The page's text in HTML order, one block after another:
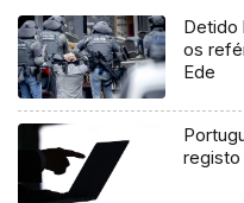
Detido
os
Ede